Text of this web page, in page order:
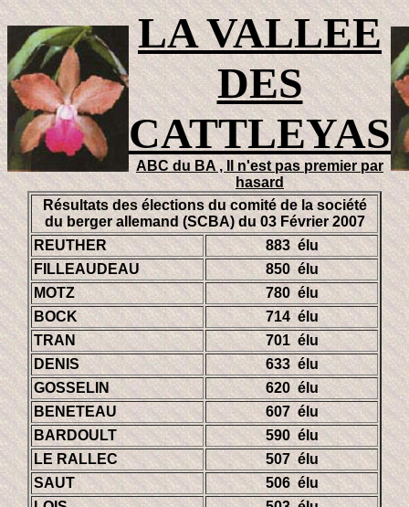
LA VALLEE
DES
CATTLEYAS
ABC du BA , Il n'est pas premier par
hasard
Résultats des élections du comité de la société
du berger allemand (SCBA) du 03 Février 2007
REUTHER
883 élu
FILLEAUDEAU
850 élu
MOTZ
780 élu
BOCK
714 élu
TRAN
701 élu
DENIS
633 élu
GOSSELIN
620 élu
BENETEAU
607 élu
BARDOULT
590 élu
LE RALLEC
507 élu
SAUT
506 élu